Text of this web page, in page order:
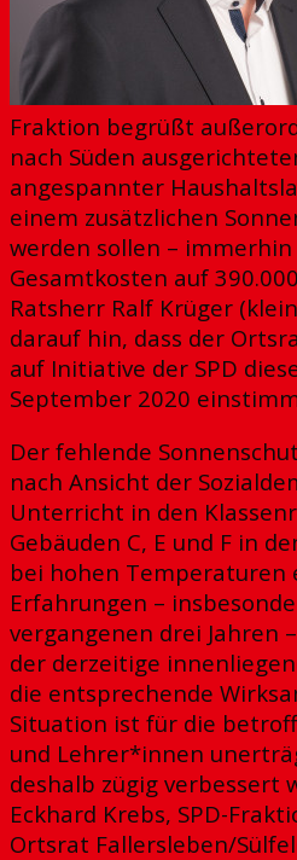
Fraktion begrüßt
nach Süden
angespannter
einem zusätzlichen
werden sollen –
Gesamtkosten auf
Ratsherr Ralf Krüger
darauf hin, dass der
auf Initiative der SPD
September 2020
Der fehlende
nach Ansicht der
Unterricht in den
Gebäuden C, E und F in
bei hohen Temperaturen
Erfahrungen –
vergangenen drei Jahren
der derzeitige
die entsprechende
Situation ist für die
und Lehrer*innen
deshalb zügig verbessert
Eckhard Krebs, SPD-
Ortsrat Fallersleben/